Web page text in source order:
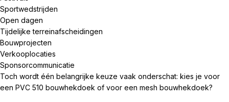
Sportwedstrijden
Open dagen
Tijdelijke terreinafscheidingen
Bouwprojecten
Verkooplocaties
Sponsorcommunicatie
Toch wordt één belangrijke keuze vaak onderschat: kies je voor
een PVC 510 bouwhekdoek of voor een mesh bouwhekdoek?